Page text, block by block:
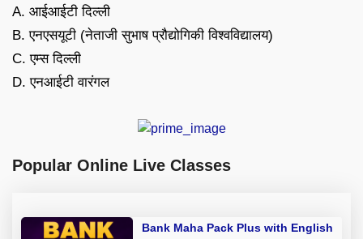
A. आईआईटी दिल्ली
B. एनएसयूटी (नेताजी सुभाष प्रौद्योगिकी विश्वविद्यालय)
C. एम्स दिल्ली
D. एनआईटी वारंगल
Popular Online Live Classes
Bank Maha Pack Plus with English